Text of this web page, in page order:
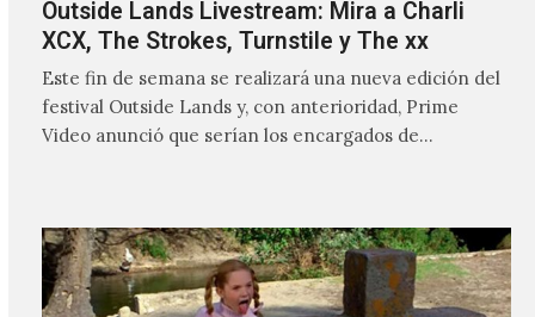
Outside Lands Livestream: Mira a Charli
XCX, The Strokes, Turnstile y The xx
Este fin de semana se realizará una nueva edición del
festival Outside Lands y, con anterioridad, Prime
Video anunció que serían los encargados de